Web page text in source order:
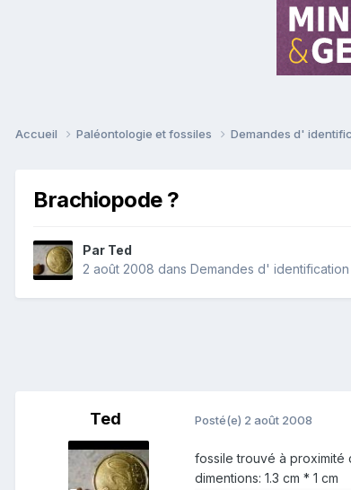
Accueil Paléontologie et fossiles Demandes d'
Brachiopode ?
Par Ted
2 août 2008 dans Demandes d'
Ted Posté(e) 2 août 2008
fossile trouvé à proximité
dimentions: 1.3 cm * 1 cm